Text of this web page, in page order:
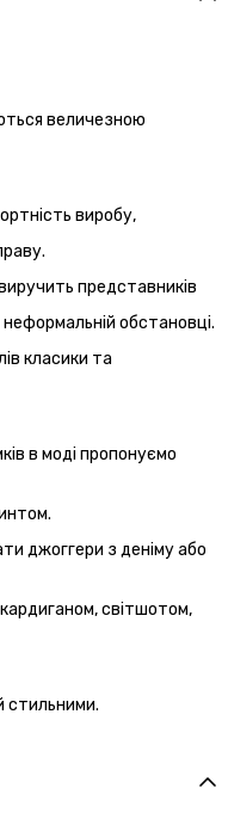
величезною
виробу,
представників
неформальній обстановці.
класики та
в моді пропонуємо
джоггери з деніму або
світшотом,
стильними.